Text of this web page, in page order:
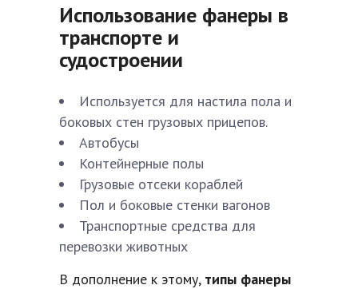
Использование фанеры в
транспорте и
судостроении
Используется для настила пола и
боковых стен грузовых прицепов.
Автобусы
Контейнерные полы
Грузовые отсеки кораблей
Пол и боковые стенки вагонов
Транспортные средства для
перевозки животных
В дополнение к этому, типы фанеры